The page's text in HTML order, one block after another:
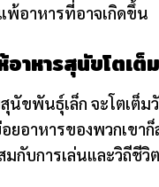
พ้อาหารที่อาจเกิดขึ้น
อาหารสุนัขโตเต็
นัขพันธุ์เล็ก จะโตเต็ม
ยอาหารของพวกเขา
มกับการเล่นและวิถีชี